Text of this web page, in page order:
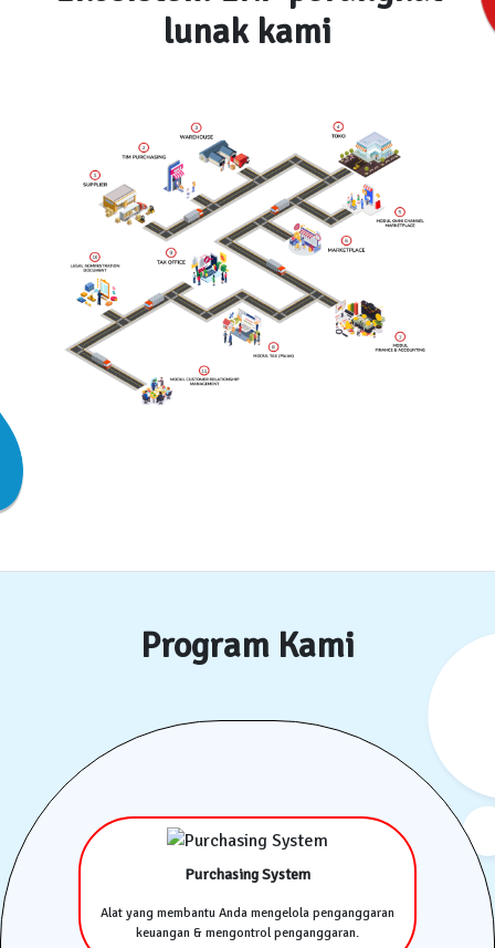
lunak kami
Program Kami
Purchasing System
Alat yang membantu Anda mengelola penganggaran
keuangan & mengontrol penganggaran.